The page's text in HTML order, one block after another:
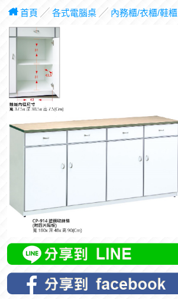
首頁 ╱ 各式電腦桌╱ 內務櫃/衣櫃/鞋櫃